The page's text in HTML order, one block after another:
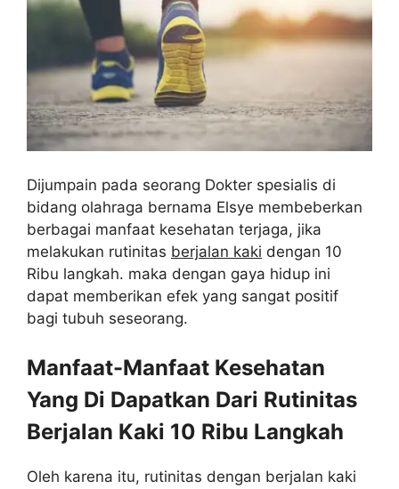
Dijumpain pada seorang Dokter spesialis di
bidang olahraga bernama Elsye membeberkan
berbagai manfaat kesehatan terjaga, jika
melakukan rutinitas berjalan kaki dengan 10
Ribu langkah. maka dengan gaya hidup ini
dapat memberikan efek yang sangat positif
bagi tubuh seseorang.
Manfaat-Manfaat Kesehatan
Yang Di Dapatkan Dari Rutinitas
Berjalan Kaki 10 Ribu Langkah
Oleh karena itu, rutinitas dengan berjalan kaki